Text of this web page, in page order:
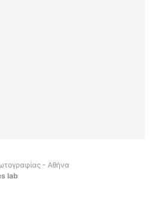
- Αθήνα
lab